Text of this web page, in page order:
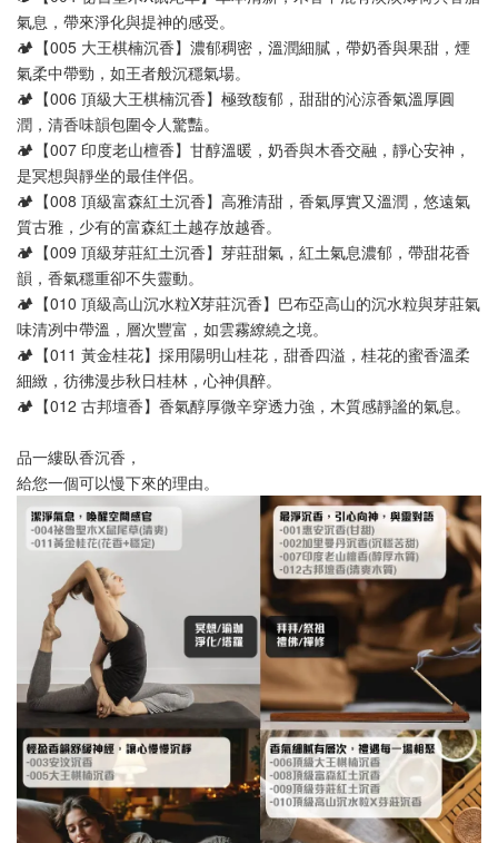
氣息，帶來淨化與提神的感受。
🏕️【005 大王棋楠沉香】濃郁稠密，溫潤細膩，帶奶香與果甜，煙
氣柔中帶勁，如王者般沉穩氣場。
🏕️【006 頂級大王棋楠沉香】極致馥郁，甜甜的沁涼香氣溫厚圓
潤，清香味韻包圍令人驚豔。
🏕️【007 印度老山檀香】甘醇溫暖，奶香與木香交融，靜心安神，
是冥想與靜坐的最佳伴侶。
🏕️【008 頂級富森紅土沉香】高雅清甜，香氣厚實又溫潤，悠遠氣
質古雅，少有的富森紅土越存放越香。
🏕️【009 頂級芽莊紅土沉香】芽莊甜氣，紅土氣息濃郁，帶甜花香
韻，香氣穩重卻不失靈動。
🏕️【010 頂級高山沉水粒X芽莊沉香】巴布亞高山的沉水粒與芽莊氣
味清冽中帶溫，層次豐富，如雲霧繚繞之境。
🏕️【011 黃金桂花】採用陽明山桂花，甜香四溢，桂花的蜜香溫柔
細緻，彷彿漫步秋日桂林，心神俱醉。
🏕️【012 古邦壇香】香氣醇厚微辛穿透力強，木質感靜謐的氣息。
品一縷臥香沉香，
給您一個可以慢下來的理由。